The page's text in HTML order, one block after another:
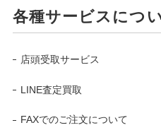
各種サービスにつ
店頭受取サービス
LINE査定買取
FAXでのご注文について